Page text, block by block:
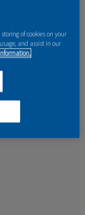
of cookies on your
and assist in our